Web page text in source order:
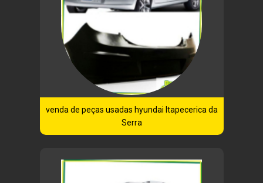
venda de peças usadas hyundai Itapecerica da
Serra